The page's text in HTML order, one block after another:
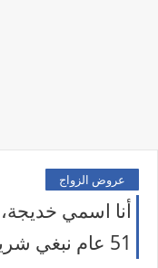
عروض الزواج
أنا اسمي
51 عام نبغي شريك الحياة زواج حلال واستقرار